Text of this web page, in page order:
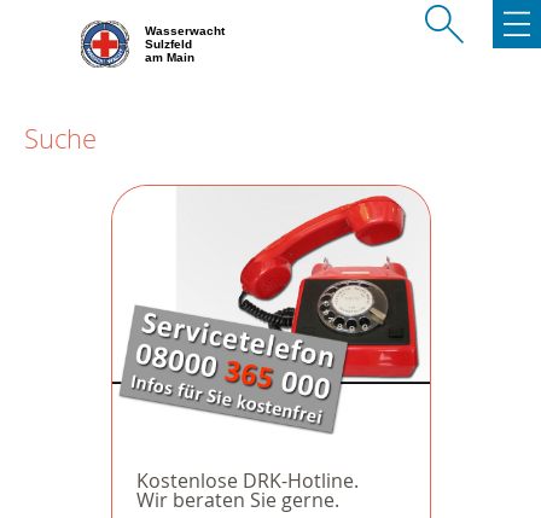
Wasserwacht
Sulzfeld
am Main
Suche
Kostenlose DRK-Hotline.
Wir beraten Sie gerne.